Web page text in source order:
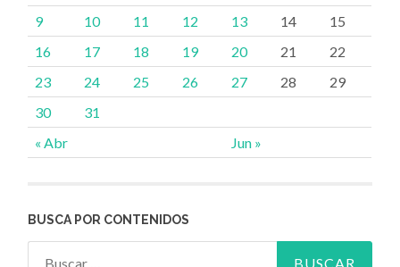
« Abr Jun »
9
10 11 12 13 14
15
16
17 18 19 20 21
22
23
24 25 26 27 28
29
30
31
BUSCA POR CONTENIDOS